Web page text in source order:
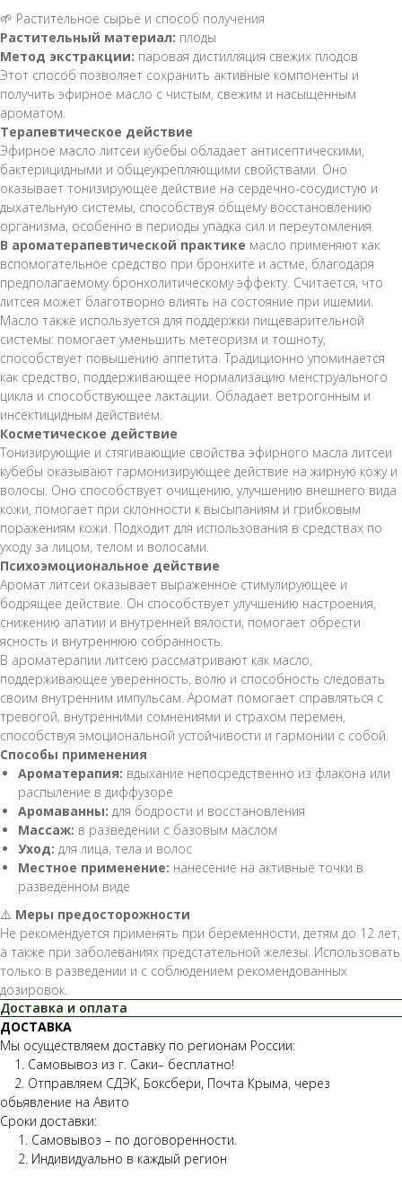
🌱 Растительное сырьё и способ получения
Растительный материал: плоды
Метод экстракции: паровая дистилляция свежих плодов
Этот способ позволяет сохранить активные компоненты и
получить эфирное масло с чистым, свежим и насыщенным
ароматом.
Терапевтическое действие
Эфирное масло литсеи кубебы обладает антисептическими,
бактерицидными и общеукрепляющими свойствами. Оно
оказывает тонизирующее действие на сердечно-сосудистую и
дыхательную системы, способствуя общему восстановлению
организма, особенно в периоды упадка сил и переутомления.
В ароматерапевтической практике масло применяют как
вспомогательное средство при бронхите и астме, благодаря
предполагаемому бронхолитическому эффекту. Считается, что
литсея может благотворно влиять на состояние при ишемии.
Масло также используется для поддержки пищеварительной
системы: помогает уменьшить метеоризм и тошноту,
способствует повышению аппетита. Традиционно упоминается
как средство, поддерживающее нормализацию менструального
цикла и способствующее лактации. Обладает ветрогонным и
инсектицидным действием.
Косметическое действие
Тонизирующие и стягивающие свойства эфирного масла литсеи
кубебы оказывают гармонизирующее действие на жирную кожу и
волосы. Оно способствует очищению, улучшению внешнего вида
кожи, помогает при склонности к высыпаниям и грибковым
поражениям кожи. Подходит для использования в средствах по
уходу за лицом, телом и волосами.
Психоэмоциональное действие
Аромат литсеи оказывает выраженное стимулирующее и
бодрящее действие. Он способствует улучшению настроения,
снижению апатии и внутренней вялости, помогает обрести
ясность и внутреннюю собранность.
В ароматерапии литсею рассматривают как масло,
поддерживающее уверенность, волю и способность следовать
своим внутренним импульсам. Аромат помогает справляться с
тревогой, внутренними сомнениями и страхом перемен,
способствуя эмоциональной устойчивости и гармонии с собой.
Способы применения
Ароматерапия: вдыхание непосредственно из флакона или
распыление в диффузоре
Аромаванны: для бодрости и восстановления
Массаж: в разведении с базовым маслом
Уход: для лица, тела и волос
Местное применение: нанесение на активные точки в
разведённом виде
⚠️ Меры предосторожности
Не рекомендуется применять при беременности, детям до 12 лет,
а также при заболеваниях предстательной железы. Использовать
только в разведении и с соблюдением рекомендованных
дозировок.
Доставка и оплата
ДОСТАВКА
Мы осуществляем доставку по регионам России:
1. Самовывоз из г. Саки– бесплатно!
2. Отправляем СДЭК, Боксбери, Почта Крыма, через
обьявление на Авито
Сроки доставки:
1. Самовывоз – по договоренности.
2. Индивидуально в каждый регион